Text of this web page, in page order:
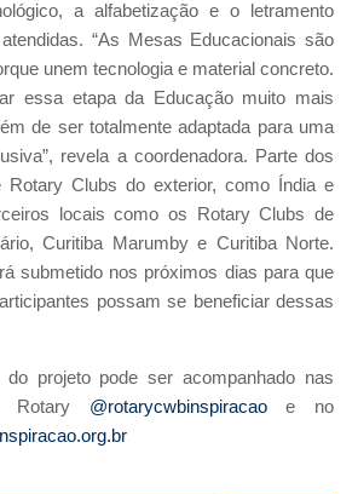
a alfabetização e o letramento
“As Mesas Educacionais são
unem tecnologia e material concreto.
essa etapa da Educação muito mais
de ser totalmente adaptada para uma
revela a coordenadora. Parte dos
Rotary Clubs do exterior, como Índia e
locais como os Rotary Clubs de
Curitiba Marumby e Curitiba Norte.
submetido nos próximos dias para que
possam se beneficiar dessas
do projeto pode ser acompanhado nas
Rotary @rotarycwbinspiracaoe no